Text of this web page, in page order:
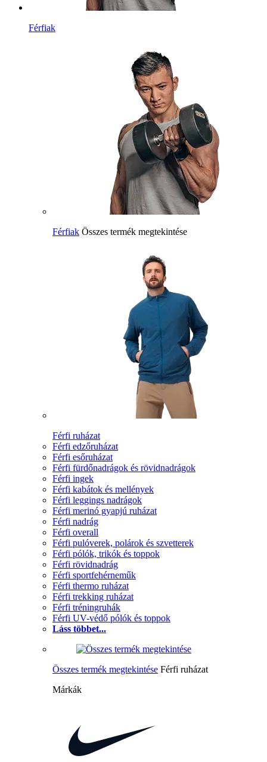
Férfiak
Férfiak Összes termék megtekintése
Férfi ruházat
Férfi edzőruházat
Férfi esőruházat
Férfi fürdőnadrágok és rövidnadrágok
Férfi ingek
Férfi kabátok és mellények
Férfi leggings nadrágok
Férfi merinó gyapjú ruházat
Férfi nadrág
Férfi overall
Férfi pulóverek, polárok és szvetterek
Férfi pólók, trikók és toppok
Férfi rövidnadrág
Férfi sportfehérneműk
Férfi thermo ruházat
Férfi trekking ruházat
Férfi tréningruhák
Férfi UV-védő pólók és toppok
Láss többet...
Összes termék megtekintése Férfi ruházat
Márkák